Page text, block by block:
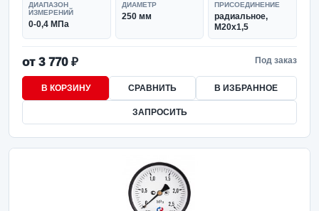
ДИАПАЗОН
ИЗМЕРЕНИЙ
0-0,4 МПа
ДИАМЕТР
250 мм
ПРИСОЕДИНЕНИЕ
радиальное,
M20x1,5
от 3 770 ₽ Под заказ
В КОРЗИНУ СРАВНИТЬ В ИЗБРАННОЕ
ЗАПРОСИТЬ